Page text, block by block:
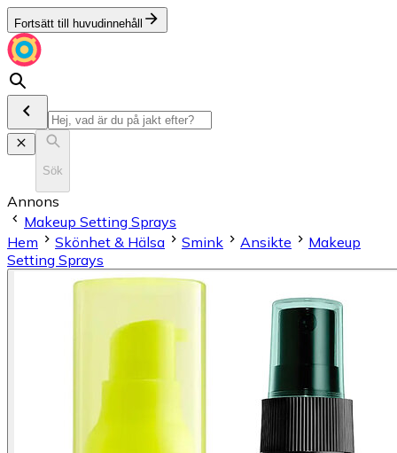
Fortsätt till huvudinnehåll
Sök
Annons
Makeup Setting Sprays
Hem
Skönhet & Hälsa Smink Ansikte
Makeup
Setting Sprays